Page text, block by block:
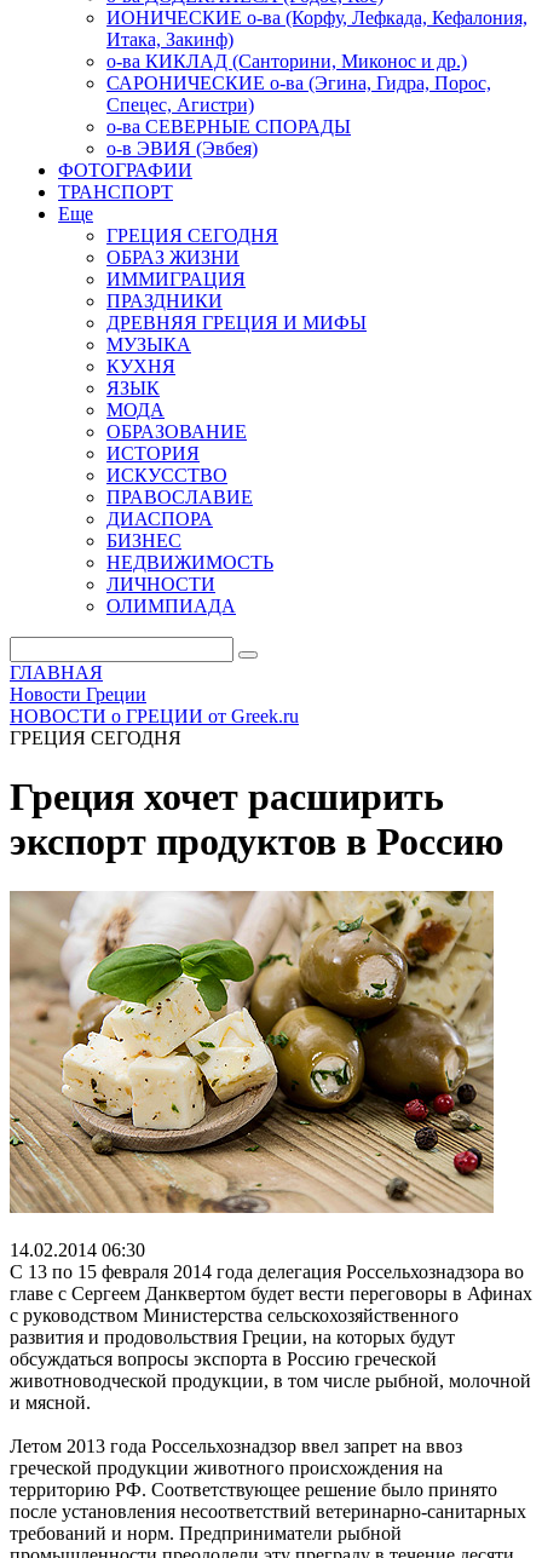
ИОНИЧЕСКИЕ о-ва (Корфу, Лефкада, Кефалония,
Итака, Закинф)
о-ва КИКЛАД (Санторини, Миконос и др.)
САРОНИЧЕСКИЕ о-ва (Эгина, Гидра, Порос,
Спецес, Агистри)
о-ва СЕВЕРНЫЕ СПОРАДЫ
о-в ЭВИЯ (Эвбея)
ФОТОГРАФИИ
ТРАНСПОРТ
Еще
ГРЕЦИЯ СЕГОДНЯ
ОБРАЗ ЖИЗНИ
ИММИГРАЦИЯ
ПРАЗДНИКИ
ДРЕВНЯЯ ГРЕЦИЯ И МИФЫ
МУЗЫКА
КУХНЯ
ЯЗЫК
МОДА
ОБРАЗОВАНИЕ
ИСТОРИЯ
ИСКУССТВО
ПРАВОСЛАВИЕ
ДИАСПОРА
БИЗНЕС
НЕДВИЖИМОСТЬ
ЛИЧНОСТИ
ОЛИМПИАДА
ГЛАВНАЯ
Новости Греции
НОВОСТИ о ГРЕЦИИ от Greek.ru
ГРЕЦИЯ СЕГОДНЯ
Греция хочет расширить
экспорт продуктов в Россию
14.02.2014 06:30
С 13 по 15 февраля 2014 года делегация Россельхознадзора во
главе с Сергеем Данквертом будет вести переговоры в Афинах
с руководством Министерства сельскохозяйственного
развития и продовольствия Греции, на которых будут
обсуждаться вопросы экспорта в Россию греческой
животноводческой продукции, в том числе рыбной, молочной
и мясной.
Летом 2013 года Россельхознадзор ввел запрет на ввоз
греческой продукции животного происхождения на
территорию РФ. Соответствующее решение было принято
после установления несоответствий ветеринарно-санитарных
требований и норм. Предприниматели рыбной